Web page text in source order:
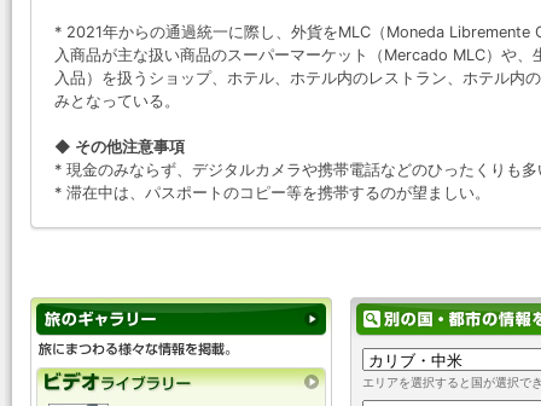
* 2021年からの通過統一に際し、外貨をMLC（Moneda
入商品が主な扱い商品のスーパーマーケット（Mercado MLC）や
入品）を扱うショップ、ホテル、ホテル内のレストラン、ホテル内
みとなっている。
◆ その他注意事項
* 現金のみならず、デジタルカメラや携帯電話などのひったくりも
* 滞在中は、パスポートのコピー等を携帯するのが望ましい。
エリアを選択すると国が選択で